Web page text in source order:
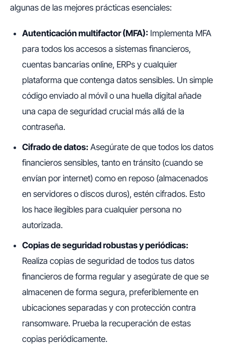
algunas de las mejores prácticas esenciales:
Autenticación multifactor (MFA): Implementa MFA
para todos los accesos a sistemas financieros,
cuentas bancarias online, ERPs y cualquier
plataforma que contenga datos sensibles. Un simple
código enviado al móvil o una huella digital añade
una capa de seguridad crucial más allá de la
contraseña.
Cifrado de datos: Asegúrate de que todos los datos
financieros sensibles, tanto en tránsito (cuando se
envían por internet) como en reposo (almacenados
en servidores o discos duros), estén cifrados. Esto
los hace ilegibles para cualquier persona no
autorizada.
Copias de seguridad robustas y periódicas:
Realiza copias de seguridad de todos tus datos
financieros de forma regular y asegúrate de que se
almacenen de forma segura, preferiblemente en
ubicaciones separadas y con protección contra
ransomware. Prueba la recuperación de estas
copias periódicamente.